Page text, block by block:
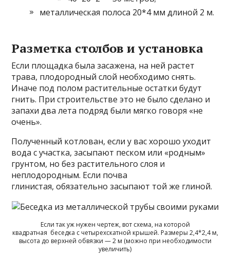
металлическая полоса 20*4 мм длиной 2 м.
Разметка столбов и установка
Если площадка была засажена, на ней растет
трава, плодородный слой необходимо снять.
Иначе под полом растительные остатки будут
гнить. При строительстве это не было сделано и
запахи два лета подряд были мягко говоря «не
очень».
Полученный котлован, если у вас хорошо уходит
вода с участка, засыпают песком или «родным»
грунтом, но без растительного слоя и
неплодородным. Если почва
глинистая, обязательно засыпают той же глиной.
Если так уж нужен чертеж, вот схема, на которой
квадратная беседка с четырехскатной крышей. Размеры 2,4*2,4 м,
высота до верхней обвязки — 2 м (можно при необходимости
увеличить)